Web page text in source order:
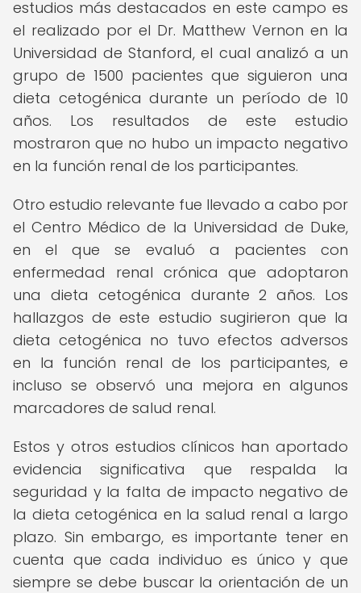
estudios más destacados en este campo es
el realizado por el Dr. Matthew Vernon en la
Universidad de Stanford, el cual analizó a un
grupo de 1500 pacientes que siguieron una
dieta cetogénica durante un período de 10
años. Los resultados de este estudio
mostraron que no hubo un impacto negativo
en la función renal de los participantes.
Otro estudio relevante fue llevado a cabo por
el Centro Médico de la Universidad de Duke,
en el que se evaluó a pacientes con
enfermedad renal crónica que adoptaron
una dieta cetogénica durante 2 años. Los
hallazgos de este estudio sugirieron que la
dieta cetogénica no tuvo efectos adversos
en la función renal de los participantes, e
incluso se observó una mejora en algunos
marcadores de salud renal.
Estos y otros estudios clínicos han aportado
evidencia significativa que respalda la
seguridad y la falta de impacto negativo de
la dieta cetogénica en la salud renal a largo
plazo. Sin embargo, es importante tener en
cuenta que cada individuo es único y que
siempre se debe buscar la orientación de un